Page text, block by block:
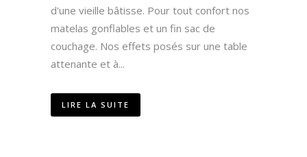
d'une vieille bâtisse. Pour tout confort nos
matelas gonflables et un fin sac de
couchage. Nos effets posés sur une table
attenante et à...
LIRE LA SUITE